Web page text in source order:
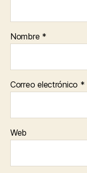
Nombre *
Correo electrónico *
Web